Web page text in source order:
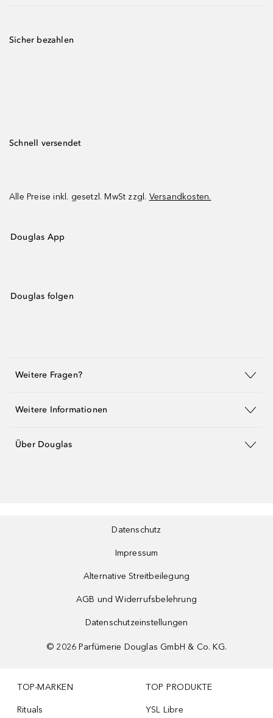
Sicher bezahlen
Schnell versendet
Alle Preise inkl. gesetzl. MwSt zzgl. Versandkosten.
Douglas App
Douglas folgen
Weitere Fragen?
Weitere Informationen
Über Douglas
Datenschutz
Impressum
Alternative Streitbeilegung
AGB und Widerrufsbelehrung
Datenschutzeinstellungen
© 2026 Parfümerie Douglas GmbH & Co. KG.
TOP-MARKEN
Rituals
TOP PRODUKTE
YSL Libre